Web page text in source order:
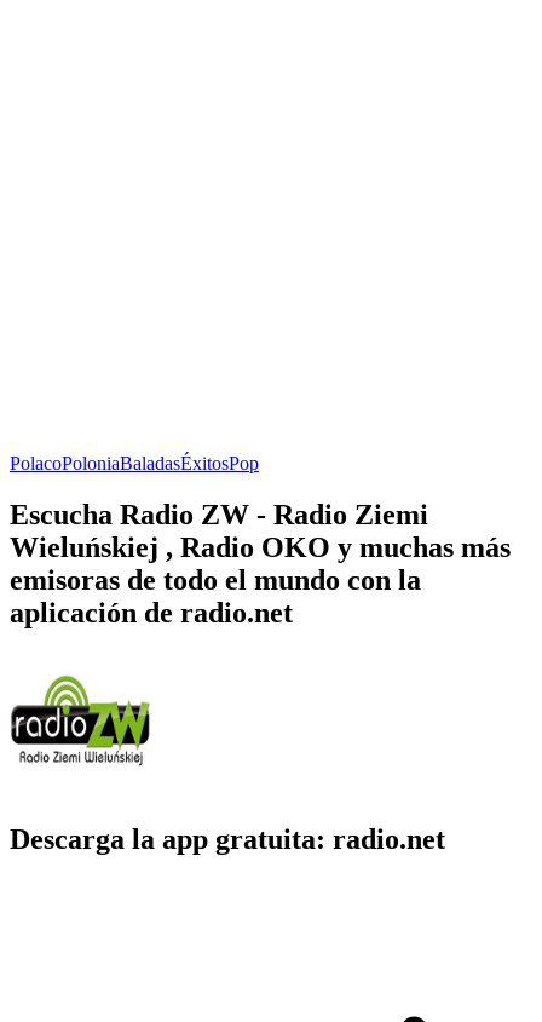
PolacoPoloniaBaladasÉxitosPop
Escucha Radio ZW - Radio Ziemi
Wieluńskiej , Radio OKO y muchas más
emisoras de todo el mundo con la
aplicación de radio.net
Descarga la app gratuita: radio.net